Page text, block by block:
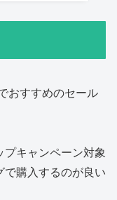
おすすめのセール
プキャンペーン対象
で購入するのが良い